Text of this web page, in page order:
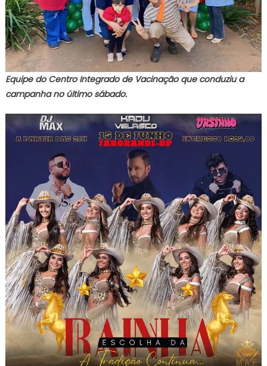
Equipe do Centro Integrado de Vacinação que conduziu a
campanha no último sábado.